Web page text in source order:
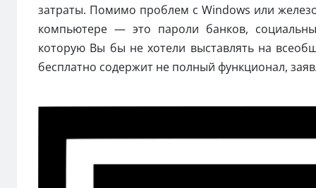
затраты. Помимо проблем с Windows или
компьютере — это пароли банков,
которую Вы бы не хотели выставлять на
бесплатно содержит не полный функционал,